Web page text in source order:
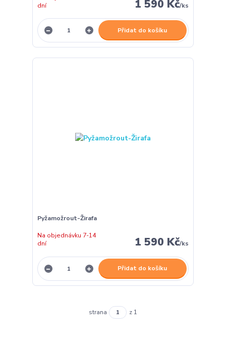
1 590 Kč/ks
dní
Přidat do košíku
Pyžamožrout-Žirafa
1 590 Kč/ks
Na objednávku 7-14
dní
Přidat do košíku
strana z 1